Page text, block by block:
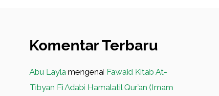
Komentar Terbaru
Abu Layla mengenai Fawaid Kitab At-
Tibyan Fi Adabi Hamalatil Qur’an (Imam